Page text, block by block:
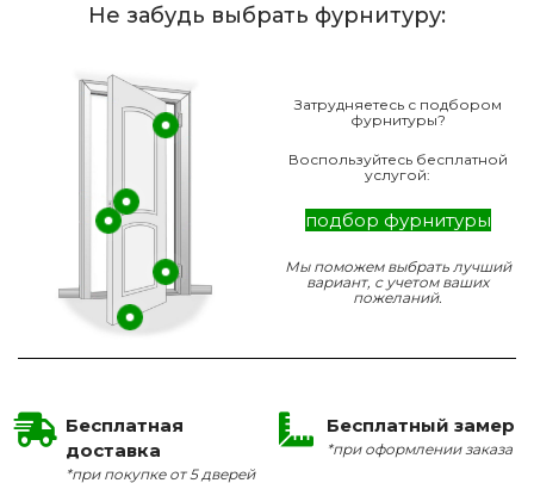
Не забудь выбрать фурнитуру:
Затрудняетесь с подбором
фурнитуры?
Воспользуйтесь бесплатной
услугой:
подбор фурнитуры
Мы поможем выбрать лучший
вариант, с учетом ваших
пожеланий.
Бесплатная
доставка
*при покупке от 5 дверей
Бесплатный замер
*при оформлении заказа